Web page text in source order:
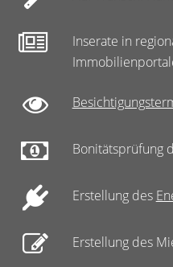
Inserate in
Bonitätsprüfung
Erstellung des
Erstellung des